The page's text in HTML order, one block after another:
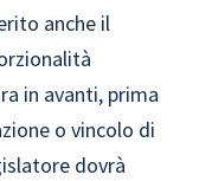
anche il
in avanti, prima
o vincolo di
dovrà